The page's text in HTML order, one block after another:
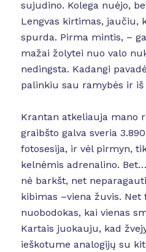
sujudino. Kolega nuėjo,
Lengvas kirtimas, jaučiu,
spurda. Pirma mintis, –
mažai žolytei nuo valo
nedingsta. Kadangi
palinkiu sau ramybės ir
Krantan atkeliauja mano
graibšto galva sveria
fotosesija, ir vėl pirmyn,
kelnėmis adrenalino.
nė barkšt, net
kibimas –viena žuvis.
nuobodokas, kai vienas
Kartais juokauju, kad
ieškotume analogijų su